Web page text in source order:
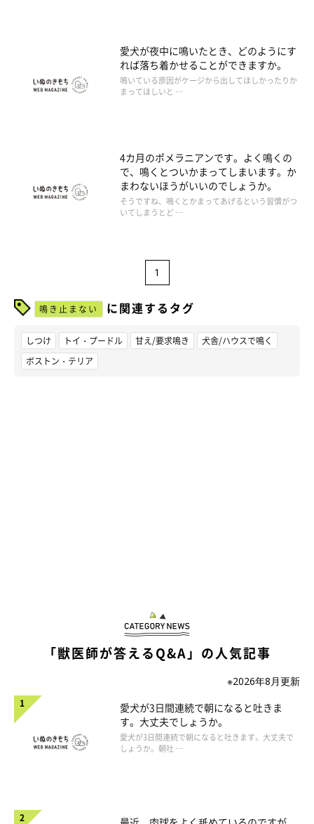
愛犬が夜中に鳴いたとき、どのようにす
れば落ち着かせることができますか。
鳴いている原因がケージから出してほしかったりか
まってほしいと …
4カ月のポメラニアンです。よく鳴くの
で、鳴くとついかまってしまいます。か
まわないほうがいいのでしょうか。
そうですね、鳴くとかまってあげるという習慣がつ
いてしまうとど …
1
鳴き止まない に関連するタグ
しつけ トイ・プードル 甘え/要求鳴き
犬舎/ハウスで鳴く
ボストン・テリア
「獣医師が答えるQ&A」の人気記事
※2026年8月更新
愛犬が3日間連続で朝になると吐きま
す。大丈夫でしょうか。
愛犬が3日間連続で朝になると吐きます。大丈夫で
しょうか。朝吐 …